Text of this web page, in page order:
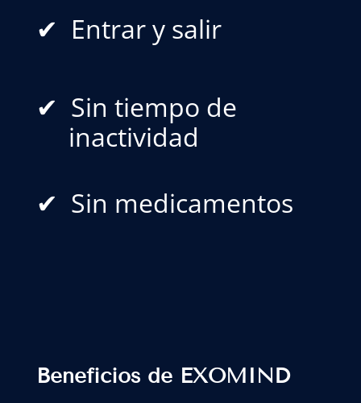
✔ Entrar y salir
✔ Sin tiempo de
inactividad
✔ Sin medicamentos
Beneficios de EXOMIND